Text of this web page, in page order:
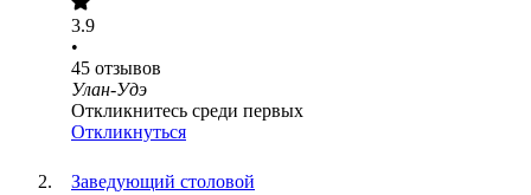
3.9
•
45 отзывов
Улан-Удэ
Откликнитесь среди первых
Откликнуться
Заведующий столовой